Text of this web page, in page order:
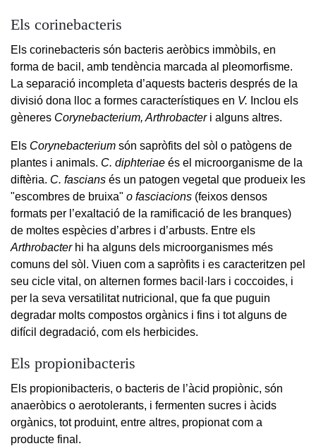
Els corinebacteris
Els corinebacteris són bacteris aeròbics immòbils, en
forma de bacil, amb tendència marcada al pleomorfisme.
La separació incompleta d’aquests bacteris després de la
divisió dona lloc a formes característiques en V. Inclou els
gèneres Corynebacterium, Arthrobacteri alguns altres.
Els Corynebacterium són sapròfits del sòl o patògens de
plantes i animals. C. diphteriae és el microorganisme de la
diftèria. C. fascians és un patogen vegetal que produeix les
"escombres de bruixa" o fasciacions (feixos densos
formats per l’exaltació de la ramificació de les branques)
de moltes espècies d’arbres i d’arbusts. Entre els
Arthrobacterhi ha alguns dels microorganismes més
comuns del sòl. Viuen com a sapròfits i es caracteritzen pel
seu cicle vital, on alternen formes bacil·lars i coccoides, i
per la seva versatilitat nutricional, que fa que puguin
degradar molts compostos orgànics i fins i tot alguns de
difícil degradació, com els herbicides.
Els propionibacteris
Els propionibacteris, o bacteris de l’àcid propiònic, són
anaeròbics o aerotolerants, i fermenten sucres i àcids
orgànics, tot produint, entre altres, propionat com a
producte final.